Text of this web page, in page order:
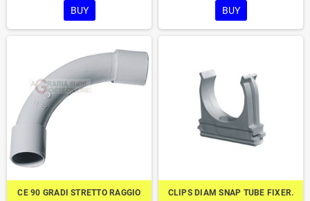
BUY BUY
CE 90 GRADI STRETTO RAGGIO
CLIPS DIAM SNAP TUBE FIXER.